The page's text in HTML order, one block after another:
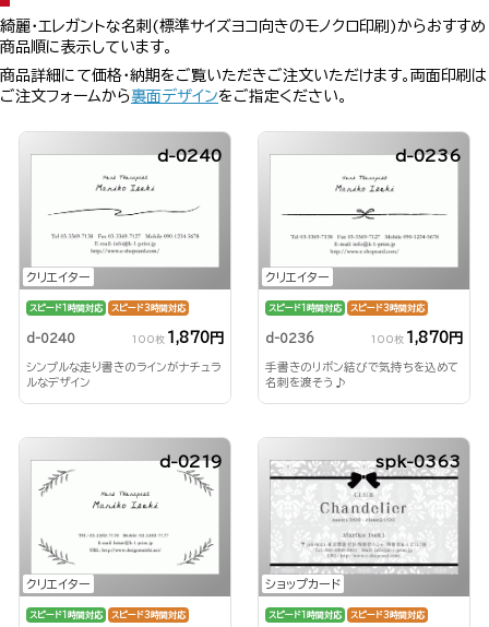
綺麗・エレガントな名刺(標準サイズヨコ向きのモノクロ印刷)からおすすめ
商品順に表示しています。
商品詳細にて価格・納期をご覧いただきご注文いただけます。両面印刷は
ご注文フォームから裏面デザインをご指定ください。
クリエイター
d-0240
スピード1時間対応 スピード3時間対応
d-0240 100枚 1,870円
シンプルな走り書きのラインがナチュラ
ルなデザイン
クリエイター
d-0236
スピード1時間対応 スピード3時間対応
d-0236 100枚 1,870円
手書きのリボン結びで気持ちを込めて
名刺を渡そう♪
クリエイター
d-0219
スピード1時間対応 スピード3時間対応
ショップカード
spk-0363
スピード1時間対応 スピード3時間対応